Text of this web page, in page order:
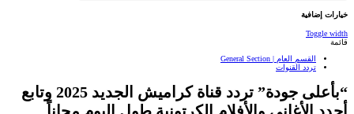
خيارات إضافية
Toggle width
قائمة
القسم العام | General Section
تردد القنوات
“بأعلى جودة” تردد قناة كراميش الجديد 2025 وتابع